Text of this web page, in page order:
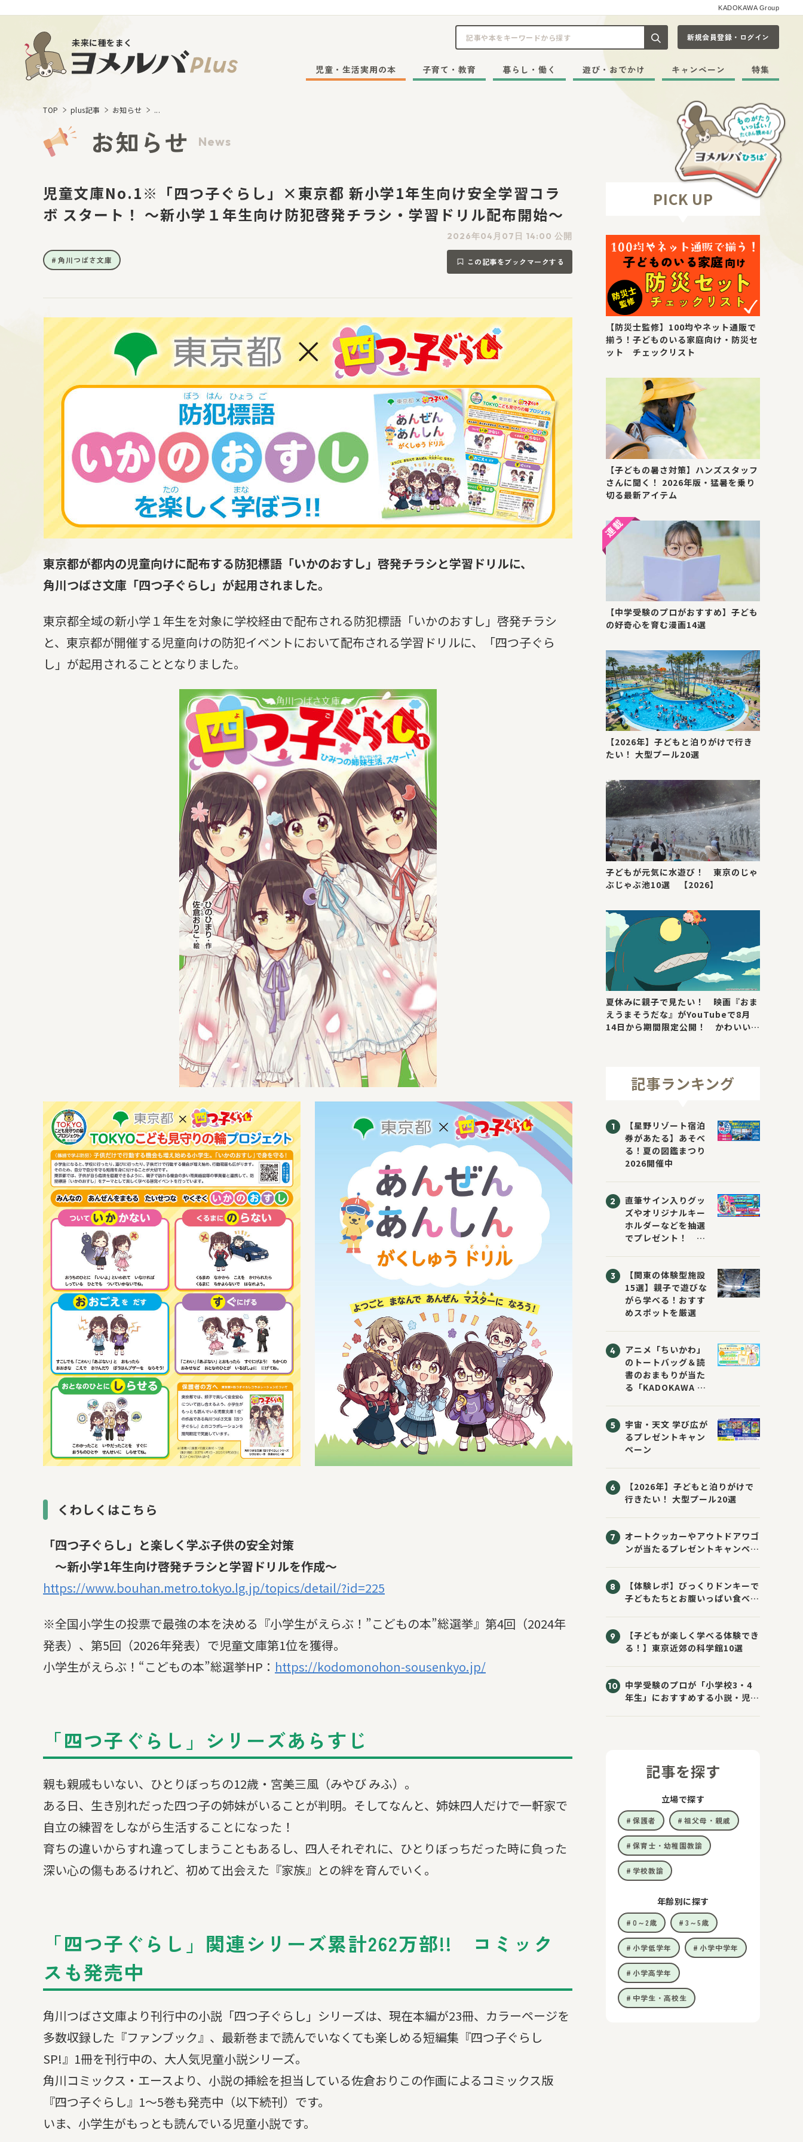
KADOKAWA Group
未来に種をまく 記事や本をキーワードから探す
新規会員登録・ログイン
児童・生活実用の本 子育て・教育 暮らし・働く 遊び・おでかけ キャンペーン 特集
TOP plus記事 お知らせ ...
News
お知らせ
児童文庫No.1※「四つ子ぐらし」×東京都 新小学1年生向け安全学習コラ
ボ スタート！ ～新小学１年生向け防犯啓発チラシ・学習ドリル配布開始～
2026年04月07日 14:00 公開
角川つばさ文庫 この記事をブックマークする
東京都が都内の児童向けに配布する防犯標語「いかのおすし」啓発チラシと学習ドリルに、
角川つばさ文庫「四つ子ぐらし」が起用されました。
東京都全域の新小学１年生を対象に学校経由で配布される防犯標語「いかのおすし」啓発チラシ
と、東京都が開催する児童向けの防犯イベントにおいて配布される学習ドリルに、「四つ子ぐら
し」が起用されることとなりました。
くわしくはこちら
「四つ子ぐらし」と楽しく学ぶ子供の安全対策
～新小学1年生向け啓発チラシと学習ドリルを作成～
https://www.bouhan.metro.tokyo.lg.jp/topics/detail/?id=225
※全国小学生の投票で最強の本を決める『小学生がえらぶ！”こどもの本”総選挙』第4回（2024年
発表）、第5回（2026年発表）で児童文庫第1位を獲得。
小学生がえらぶ！“こどもの本”総選挙HP： https://kodomonohon-sousenkyo.jp/
「四つ子ぐらし」シリーズあらすじ
親も親戚もいない、ひとりぼっちの12歳・宮美三風（みやび みふ）。
ある日、生き別れだった四つ子の姉妹がいることが判明。そしてなんと、姉妹四人だけで一軒家で
自立の練習をしながら生活することになった！
育ちの違いからすれ違ってしまうこともあるし、四人それぞれに、ひとりぼっちだった時に負った
深い心の傷もあるけれど、初めて出会えた『家族』との絆を育んでいく。
「四つ子ぐらし」関連シリーズ累計262万部!! コミック
スも発売中
角川つばさ文庫より刊行中の小説「四つ子ぐらし」シリーズは、現在本編が23冊、カラーページを
多数収録した『ファンブック』、最新巻まで読んでいなくても楽しめる短編集『四つ子ぐらし
SP!』1冊を刊行中の、大人気児童小説シリーズ。
角川コミックス・エースより、小説の挿絵を担当している佐倉おりこの作画によるコミックス版
『四つ子ぐらし』1～5巻も発売中（以下続刊）です。
いま、小学生がもっとも読んでいる児童小説です。
PICK UP
【防災士監修】100均やネット通販で
揃う！子どものいる家庭向け・防災セ
ット チェックリスト
【子どもの暑さ対策】ハンズスタッフ
さんに聞く！ 2026年版・猛暑を乗り
切る最新アイテム
【中学受験のプロがおすすめ】子ども
の好奇心を育む漫画14選
【2026年】子どもと泊りがけで行き
たい！ 大型プール20選
子どもが元気に水遊び！ 東京のじゃ
ぶじゃぶ池10選 【2026】
夏休みに親子で見たい！ 映画『おま
えうまそうだな』がYouTubeで8月
14日から期間限定公開！ かわいい＆
記事ランキング
【星野リゾート宿泊
券があたる】あそべ
る！夏の図鑑まつり
2026開催中
直筆サイン入りグッ
ズやオリジナルキー
ホルダーなどを抽選
でプレゼント！
ジブックフェア2026
～すまない先生と読
書にチャレンジ！
～」が開催！
【関東の体験型施設
15選】親子で遊びな
がら学べる！おすす
めスポットを厳選
アニメ「ちいかわ」
のトートバッグ＆読
書のおまもりが当た
る「KADOKAWA ち
催！ スマホ壁紙は
応募者全員にプレゼ
ント！
宇宙・天文 学び広が
るプレゼントキャン
ペーン
【2026年】子どもと泊りがけで
行きたい！ 大型プール20選
オートクッカーやアウトドアワゴ
ンが当たるプレゼントキャンペー
【体験レポ】びっくりドンキーで
子どもたちとお腹いっぱい食べて
【子どもが楽しく学べる体験でき
る！】東京近郊の科学館10選
中学受験のプロが「小学校3・4
年生」におすすめする小説・児童
記事を探す
立場で探す
保護者 祖父母・親戚
保育士・幼稚園教諭
学校教諭
年齢別に探す
0～2歳 3～5歳
小学低学年 小学中学年
小学高学年
中学生・高校生